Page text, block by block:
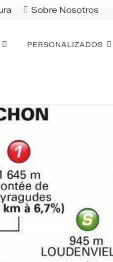
Sobre Nosotros
PERSONALIZADOS